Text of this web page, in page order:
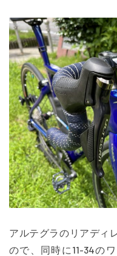
アルテグラのリアディ
ので、同時に11-34の